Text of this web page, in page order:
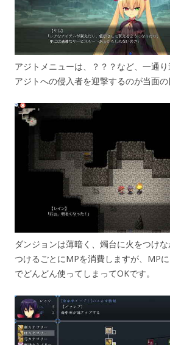
アジトメニューは、？？？など、一通り
アジトへの侵入者を迎撃するのが当面の
ダンジョンは薄暗く、燭台に火をつけな
つけるごとにMPを消費しますが、MP
でどんどん使ってしまってOKです。